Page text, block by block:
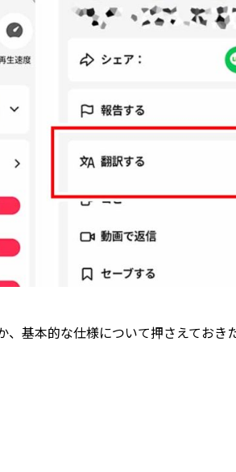
基本的な仕様について押さえておき